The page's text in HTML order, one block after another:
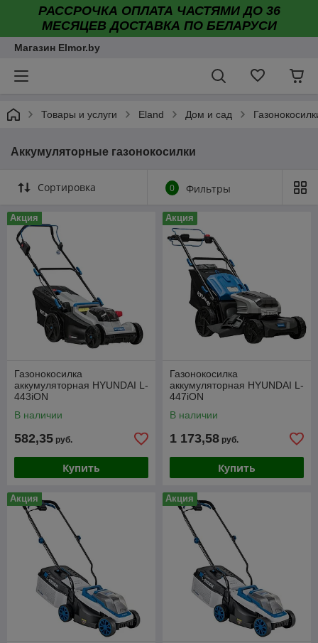
РАССРОЧКА ОПЛАТА ЧАСТЯМИ ДО 36
МЕСЯЦЕВ ДОСТАВКА ПО БЕЛАРУСИ
Магазин Elmor.by
Товары и услуги Eland Дом и сад
Аккумуляторные газонокосилки
Сортировка 0 Фильтры
Акция
Газонокосилка
аккумуляторная HYUNDAI L-
443iON
В наличии
582,35 руб.
Купить
Акция
Газонокосилка
аккумуляторная HYUNDAI L-
447iON
В наличии
1 173,58 руб.
Купить
Акция Акция